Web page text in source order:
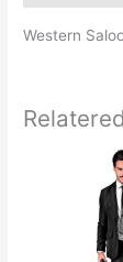
Western